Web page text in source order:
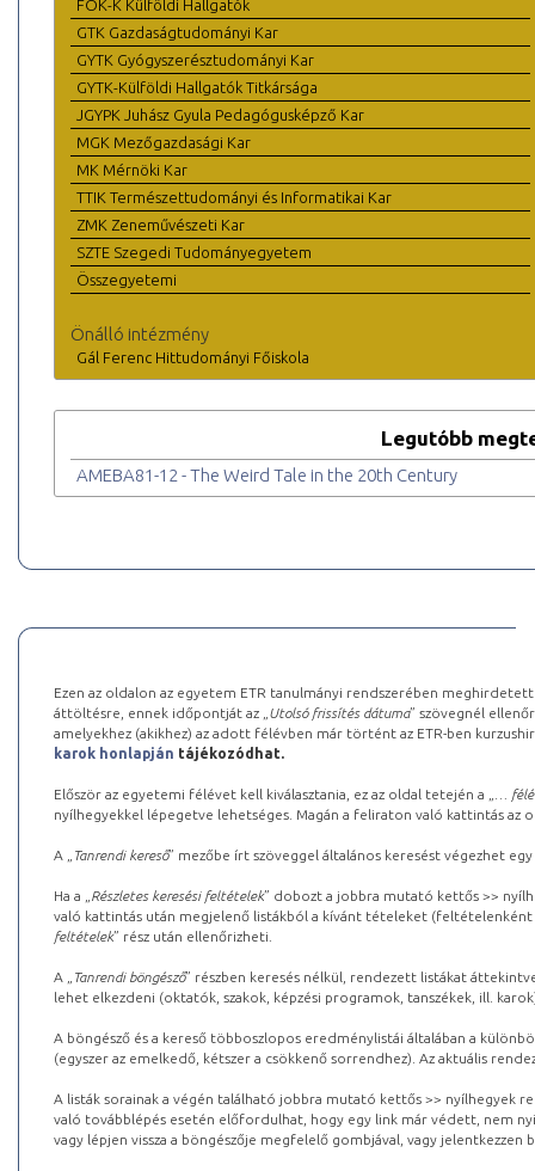
FOK-K Külföldi Hallgatók
GTK Gazdaságtudományi Kar
GYTK Gyógyszerésztudományi Kar
GYTK-Külföldi Hallgatók Titkársága
JGYPK Juhász Gyula Pedagógusképző Kar
MGK Mezőgazdasági Kar
MK Mérnöki Kar
TTIK Természettudományi és Informatikai Kar
ZMK Zeneművészeti Kar
SZTE Szegedi Tudományegyetem
Összegyetemi
Önálló intézmény
Gál Ferenc Hittudományi Főiskola
Legutóbb
AMEBA81-12 - The Weird Tale in the 20th Century
Ezen az oldalon az egyetem ETR tanulmányi rendszerében
áttöltésre, ennek időpontját az „ Utolsó frissítés dátuma” szövegnél
amelyekhez (akikhez) az adott félévben már történt az ETR-ben
karok honlapján tájékozódhat.
Először az egyetemi félévet kell kiválasztania, ez az oldal tetején a „
…
nyílhegyekkel lépegetve lehetséges. Magán a feliraton való kattintás az
A „ Tanrendi kereső” mezőbe írt szöveggel általános keresést végezhet
Ha a „ Részletes keresési feltételek” dobozt a jobbra mutató kettős >>
való kattintás után megjelenő listákból a kívánt tételeket (feltételenként
feltételek” rész után ellenőrizheti.
A „ Tanrendi böngésző” részben keresés nélkül, rendezett listákat
lehet elkezdeni (oktatók, szakok, képzési programok, tanszékek, ill.
A böngésző és a kereső többoszlopos eredménylistái általában a
(egyszer az emelkedő, kétszer a csökkenő sorrendhez). Az aktuális
A listák sorainak a végén található jobbra mutató kettős >> nyílhegyek
való továbblépés esetén előfordulhat, hogy egy link már védett, nem
vagy lépjen vissza a böngészője megfelelő gombjával, vagy